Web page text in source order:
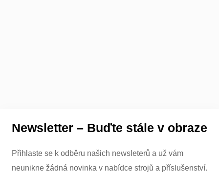
Newsletter – Buďte stále v obraze
Přihlaste se k odběru našich newsleterů a už vám
neunikne žádná novinka v nabídce strojů a příslušenství.